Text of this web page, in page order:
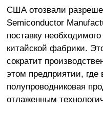
США отозвали
Semiconductor
поставку
китайской фабрики.
сократит
этом предприятии, где
полупроводниковая
отлаженным